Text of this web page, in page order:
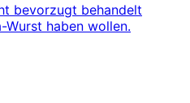
bevorzugt behandelt
Wurst haben wollen.